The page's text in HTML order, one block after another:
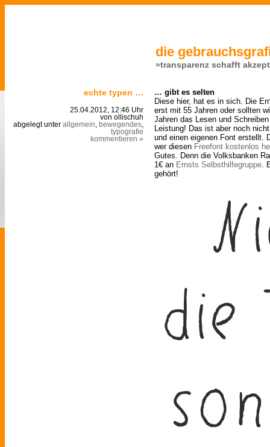
die
»transparenz schafft
echte typen …
25.04.2012, 12:46 Uhr
von ollischuh
abgelegt unter allgemein bewegendes
typografie
kommentieren »
… gibt es selten
Diese hier, hat es in sich. Die
erst mit 55 Jahren oder sollten
Jahren das Lesen und
Leistung! Das ist aber noch
und einen eigenen Font erstellt.
wer diesen Freefont kostenlos
Gutes. Denn die Volksbanken
1€ an Ernsts Selbsthilfegruppe .
gehört!